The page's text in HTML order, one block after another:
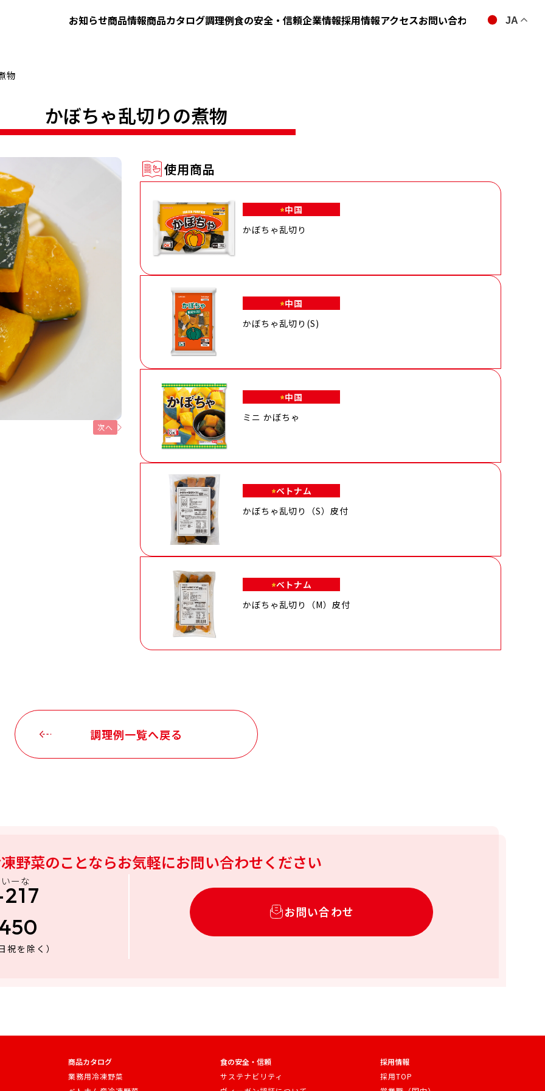
お知らせ商品情報商品カタログ調理例食の安全・信頼企業情報採用情報アクセスお問い合わせ
物
かぼちゃ乱切りの煮物
次へ
使用商品
中国
かぼちゃ乱切り
中国
かぼちゃ乱切り(S)
中国
ミニ かぼちゃ
ベトナム
かぼちゃ乱切り（S）皮付
ベトナム
かぼちゃ乱切り（M）皮付
調理例一覧へ戻る
JA
野菜のことならお気軽にお問い合わせください
ーな
祝を除く）
お問い合わせ
商品カタログ
業務用冷凍野菜
食の安全・信頼
サステナビリティ
採用情報
採用TOP